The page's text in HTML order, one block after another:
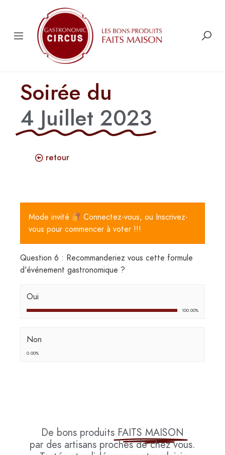
Soirée du
4 Juillet 2023
retour
Mode invité
Connectez-vous, ou Inscrivez-
vous pour commencer à voter !!!
Question 6 : Recommanderiez vous cette formule
d'événement gastronomique ?
Oui
100.00%
Non
0.00%
De bons produits FAITS MAISON
par des artisans proches de chez vous.